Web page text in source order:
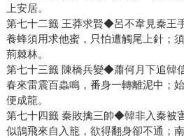
上安居。
第七十二籤 王莽求賢◆呂不韋見秦王
養蜂須用求他蜜，只怕遭觸尾上針；
荊棘林。
第七十三籤 陳橋兵變◆蕭何月下追韓
春來雷震百蟲鳴，番身一轉離泥中；
便成龍。
第七十四籤 秦敗擒三帥◆韓非入秦被
似鵠飛來自入籠，欲得翻身卻不通；